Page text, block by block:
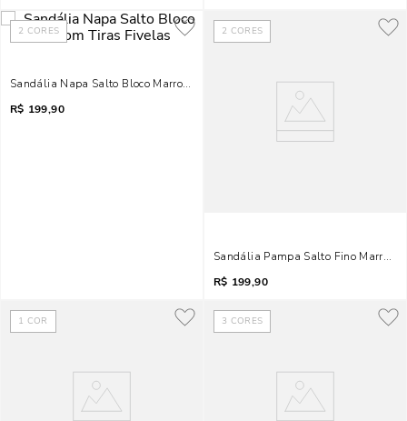
2 CORES
Sandália Napa Salto Bloco Marrom Tiras Fivelas
R$ 199,90
2 CORES
Sandália Pampa Salto Fino Marrom
R$ 199,90
1 COR 3 CORES